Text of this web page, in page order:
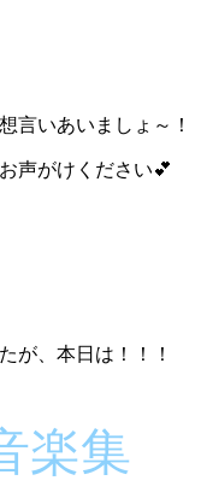
言いあいましょ～！
声がけください💕
が、本日は！！！
楽集